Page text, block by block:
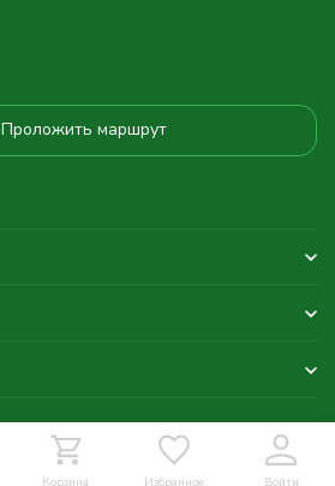
Корзина Избранное Войти
Проложить маршрут